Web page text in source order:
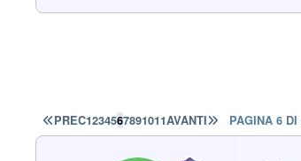
PRIMA PAGINA
PREC1234567891011AVANTI ULTIMA
PAGINA 6 DI